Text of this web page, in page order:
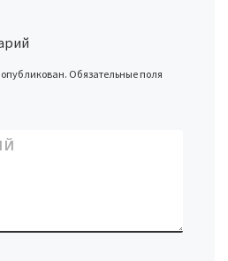
Обязательные поля